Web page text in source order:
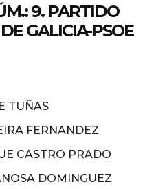
9. PARTIDO
GALICIA-PSOE
TUÑAS
FERNANDEZ
CASTRO PRADO
DOMINGUEZ